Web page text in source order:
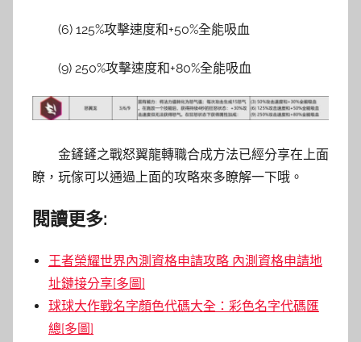
(6) 125%攻擊速度和+50%全能吸血
(9) 250%攻擊速度和+80%全能吸血
金鏟鏟之戰怒翼龍轉職合成方法已經分享在上面
瞭，玩傢可以通過上面的攻略來多瞭解一下哦。
閱讀更多:
王者榮耀世界內測資格申請攻略 內測資格申請地
址鏈接分享[多圖]
球球大作戰名字顏色代碼大全：彩色名字代碼匯
總[多圖]